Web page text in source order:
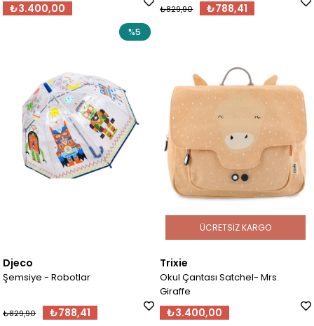
₺3.400,00 ₺788,41
₺829,90
Djeco
Şemsiye - Robotlar
₺788,41
₺829,90
%5
Trixie
Okul Çantası Satchel- Mrs.
Giraffe
₺3.400,00
ÜCRETSIZ KARGO